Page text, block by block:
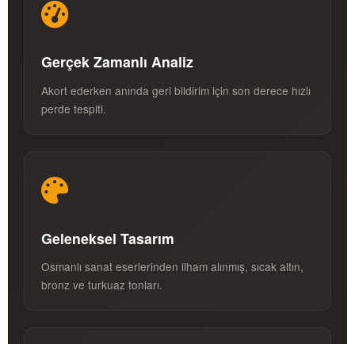
Gerçek Zamanlı Analiz
Akort ederken anında geri bildirim için son derece hızlı
perde tespiti.
Geleneksel Tasarım
Osmanlı sanat eserlerinden ilham alınmış, sıcak altın,
bronz ve turkuaz tonları.